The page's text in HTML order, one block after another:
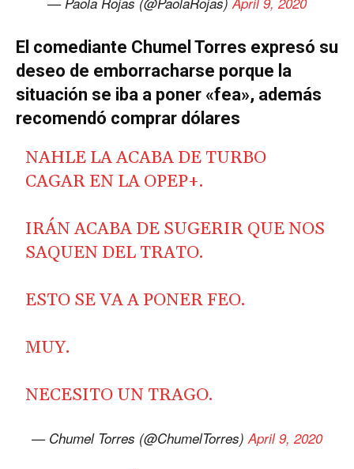
El comediante Chumel Torres expresó su
deseo de emborracharse porque la
situación se iba a poner «fea», además
recomendó comprar dólares
NAHLE LA ACABA DE TURBO
CAGAR EN LA OPEP+.
IRÁN ACABA DE SUGERIR QUE NOS
SAQUEN DEL TRATO.
ESTO SE VA A PONER FEO.
MUY.
NECESITO UN TRAGO.
— Chumel Torres (@ChumelTorres)April 9, 2020